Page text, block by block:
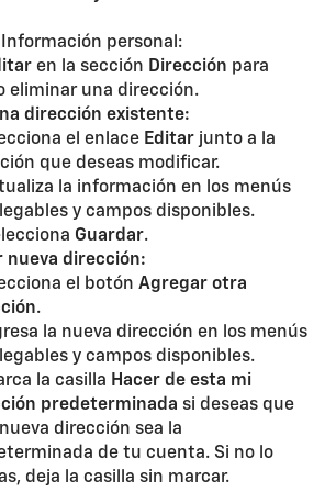
Información personal:
en la sección Dirección para
eliminar una dirección.
dirección existente:
el enlace Editar junto a la
que deseas modificar.
la información en los menús
y campos disponibles.
Guardar.
nueva dirección:
el botón Agregar otra
.
la nueva dirección en los menús
y campos disponibles.
la casilla Hacer de esta mi
predeterminada si deseas que
dirección sea la
de tu cuenta. Si no lo
deja la casilla sin marcar.